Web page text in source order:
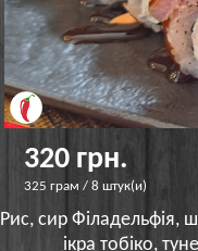
320 грн.
325 грам / 8 штук(и)
Рис, сир Філадельфія,
ікра тобіко,